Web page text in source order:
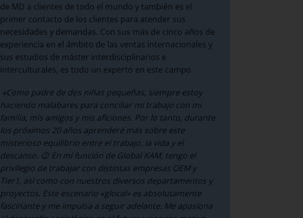
de MD a clientes de todo el mundo y también es el
primer contacto de los clientes para atender sus
necesidades y demandas. Con sus más de cinco años de
experiencia en el ámbito de las ventas internacionales y
sus estudios de máster interdisciplinarios e
interculturales, es todo un experto en este campo.
«Como padre de dos niñas pequeñas, siempre estoy
haciendo malabares para conciliar mi trabajo con mi
familia, mis amigos y mis aficiones. Por lo tanto, durante
los próximos 20 años aprenderé más sobre este
misterioso equilibrio entre el trabajo, la vida y el
descanso. 😉 En mi función de Global KAM, tengo el
privilegio de trabajar con distintas empresas OEM y
Tier1, así como con nuestros diversos departamentos y
proyectos. Este escenario «glocal» es absolutamente
fascinante y me impulsa a seguir adelante. Me apasiona